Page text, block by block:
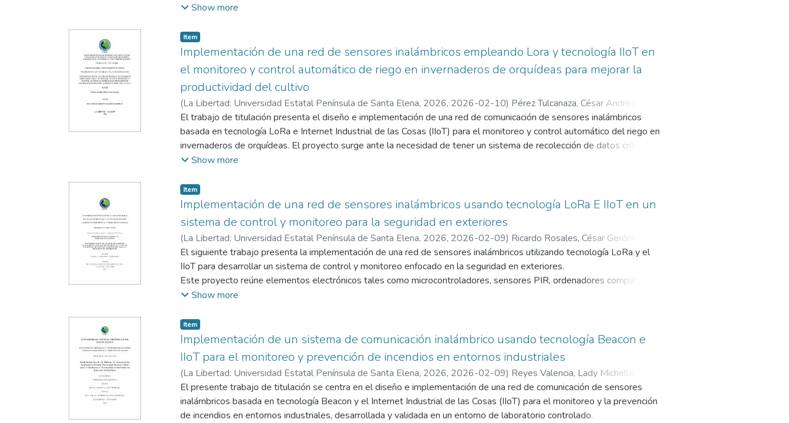
eléctricos.
de largas distancias, debido a que algunas emplean solo la visualización de los equipos por medio del personal o no
implementan una central donde lleven un registro de los parámetros eléctricos.
Para ello se plantea un sistema de supervisión y monitorización de los parámetros eléctricos de los motores, para
ejecutar se utilizaría tecnologías de bajo costo como es LoRa, complementado con una red de sensores
inalámbricos y una monitorización por medio del HMI, además, se utilizaría una central donde se almacenera los datos
por medio de una Raspberry pi 4, el cual son ideales para este tipo de entorno debido a sus largas distancias.
El siguiente proyecto que utiliza tecnologías de largo alcance resulta ser favorable para la supervisión de los
parámetros eléctricos de los Aireadores en un ambiente controlado del Universidad Península de Santa Elena.
Show more
Item
Implementación de una red de sensores inalámbricos empleando Lora y tecnología IIoT en
el monitoreo y control automático de riego en invernaderos de orquídeas para mejorar la
productividad del cultivo
(La Libertad: Universidad Estatal Península de Santa Elena, 2026, 2026-02-10) Pérez Tulcanaza, César Andrés
Saldaña Enderica, Carlos Alberto
El trabajo de titulación presenta el diseño e implementación de una red de comunicación de sensores inalámbricos
basada en tecnología LoRa e Internet Industrial de las Cosas (IIoT) para el monitoreo y control automático del riego en
invernaderos de orquídeas. El proyecto surge ante la necesidad de tener un sistema de recolección de datos críticos
como temperatura y humedad del suelo en tiempo real de manera inalámbrica, dando enfoque a evaluar la conectividad
La propuesta integra sensores ambientales conectados a nodos ESP32 con módulos LoRa, los cuales transmiten
información a una estación central compuesta por una Raspberry Pi y un PLC, encargados del procesamiento de datos y
la toma de decisiones automáticas. Además, se desarrolla una interfaz HMI que permite la visualización en tiempo real
de las variables medidas y el ajuste de parámetros de riego.
La metodología empleada combina investigación documental, descriptiva, experimental y aplicada, permitiendo validar
el sistema en un entorno de laboratorio. Finalmente, el estudio concluye que la tecnología LoRa ofrece un alcance
adecuado, bajo consumo energético y tiempos de respuesta aceptables frente a otras tecnologías inalámbricas.
Show more
Item
Implementación de una red de sensores inalámbricos usando tecnología LoRa E IIoT en un
sistema de control y monitoreo para la seguridad en exteriores
(La Libertad: Universidad Estatal Península de Santa Elena, 2026, 2026-02-09) Ricardo Rosales, César Gerónimo
Saldaña Enderica, Carlos Alberto
El siguiente trabajo presenta la implementación de una red de sensores inalámbricos utilizando tecnología LoRa y el
IIoT para desarrollar un sistema de control y monitoreo enfocado en la seguridad en exteriores.
Este proyecto reúne elementos electrónicos tales como microcontroladores, sensores PIR, ordenadores compactos
asequibles y una interfaz HMI vinculada a un PLC, incorporando herramientas de programación como NodeRED,
y transmisión de datos entre dispositivos, el monitoreo en tiempo real y la creación de alertas que mejoren la reacción
frente a sucesos críticos, contribuyendo de esta manera a incrementar la seguridad a través de soluciones tecnológicas.
Show more
Item
Implementación de un sistema de comunicación inalámbrico usando tecnología Beacon e
IIoT para el monitoreo y prevención de incendios en entornos industriales
(La Libertad: Universidad Estatal Península de Santa Elena, 2026, 2026-02-09) Reyes Valencia, Lady Michelle
Saldaña Enderica, Carlos Alberto
El presente trabajo de titulación se centra en el diseño e implementación de una red de comunicación de sensores
inalámbricos basada en tecnología Beacon y el Internet Industrial de las Cosas (IIoT) para el monitoreo y la prevención
de incendios en entornos industriales, desarrollada y validada en un entorno de laboratorio controlado.